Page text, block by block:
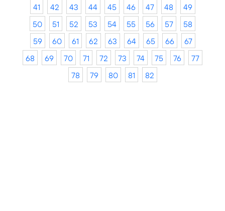
41
42 43 44 45 46 47 48
49
50
51 52 53 54 55 56 57
58
59
60 61 62 63 64 65 66
67
68
69 70 71 72 73 74 75 76
77
78
79 80 81 82